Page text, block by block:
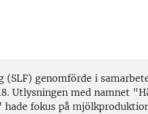
genomförde i
Utlysningen med namnet
fokus på